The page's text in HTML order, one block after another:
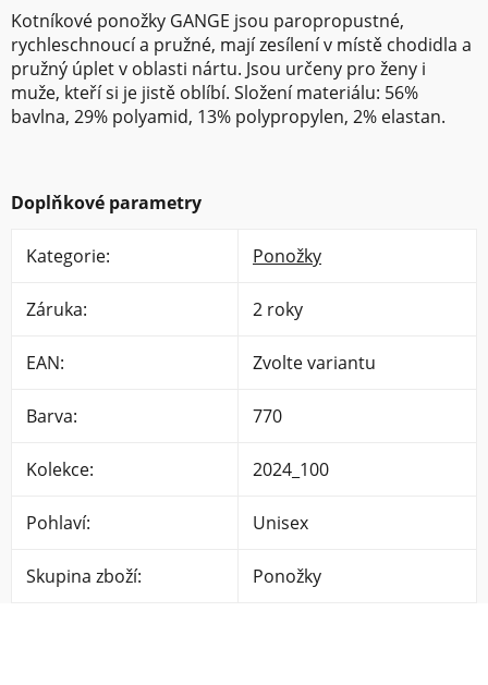
Kotníkové ponožky GANGE jsou paropropustné,
rychleschnoucí a pružné, mají zesílení v místě chodidla a
pružný úplet v oblasti nártu. Jsou určeny pro ženy i
muže, kteří si je jistě oblíbí. Složení materiálu: 56%
bavlna, 29% polyamid, 13% polypropylen, 2% elastan.
Doplňkové parametry
Kategorie: Ponožky
Záruka: 2 roky
EAN: Zvolte variantu
Barva: 770
Kolekce: 2024_100
Pohlaví: Unisex
Skupina zboží: Ponožky